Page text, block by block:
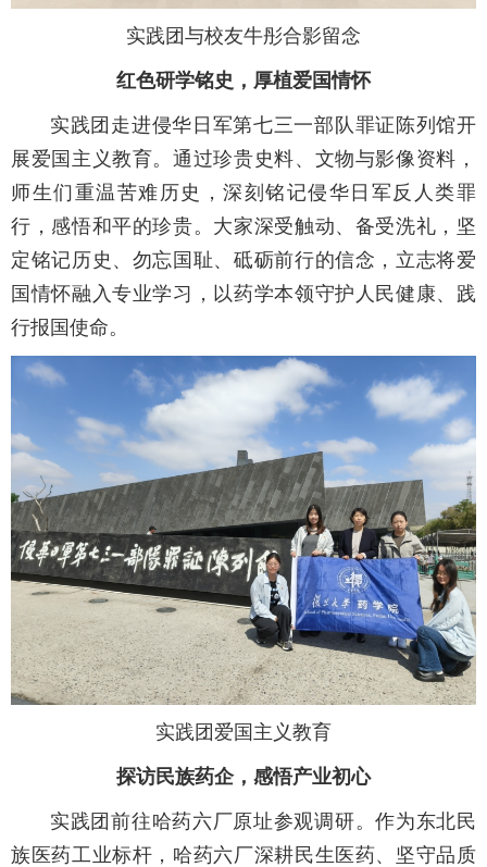
实践团与校友牛彤合影留念
红色研学铭史，厚植爱国情怀
实践团走进侵华日军第七三一部队罪证陈列馆开
展爱国主义教育。通过珍贵史料、文物与影像资料，
师生们重温苦难历史，深刻铭记侵华日军反人类罪
行，感悟和平的珍贵。大家深受触动、备受洗礼，坚
定铭记历史、勿忘国耻、砥砺前行的信念，立志将爱
国情怀融入专业学习，以药学本领守护人民健康、践
行报国使命。
实践团爱国主义教育
探访民族药企，感悟产业初心
实践团前往哈药六厂原址参观调研。作为东北民
族医药工业标杆，哈药六厂深耕民生医药、坚守品质